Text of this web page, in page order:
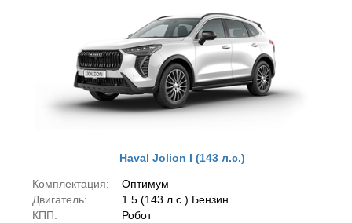
Haval Jolion I (143 л.с.)
Комплектация:
Оптимум
Двигатель:
1.5 (143 л.с.) Бензин
КПП:
Робот